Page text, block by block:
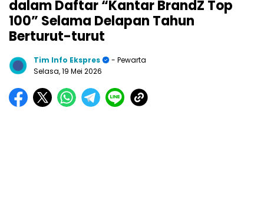
dalam Daftar “Kantar BrandZ Top
100” Selama Delapan Tahun
Berturut-turut
Tim Info Ekspres
- Pewarta
Selasa, 19 Mei 2026